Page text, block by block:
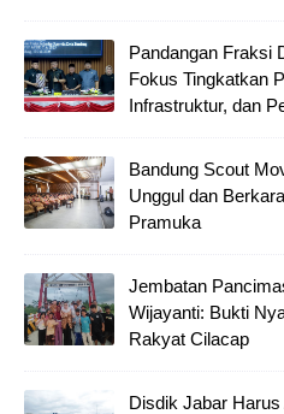
Pandangan Fraksi
Fokus Tingkatkan
Infrastruktur, dan
Bandung Scout
Unggul dan
Pramuka
Jembatan
Wijayanti: Bukti
Rakyat Cilacap
Disdik Jabar